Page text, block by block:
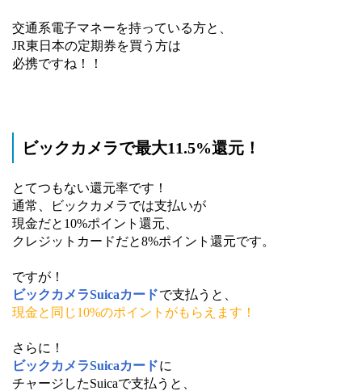
交通系電子マネーを持っている方と、
JR東日本の定期券を買う方は
必携ですね！！
ビックカメラで最大11.5%還元！
とてつもない還元率です！
通常、ビックカメラでは支払いが
現金だと10%ポイント還元、
クレジットカードだと8%ポイント還元です。
ですが！
ビックカメラSuicaカードで支払うと、
現金と同じ10%のポイントがもらえます！
さらに！
ビックカメラSuicaカードに
チャージしたSuicaで支払うと、